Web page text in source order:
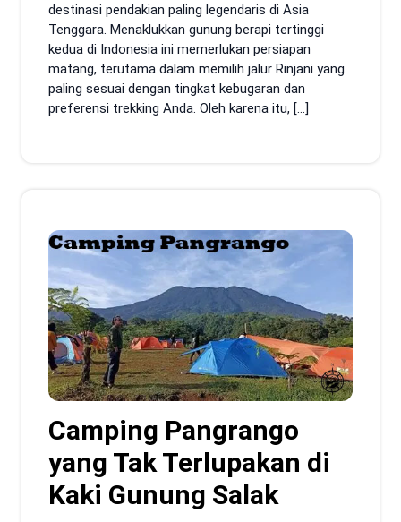
destinasi pendakian paling legendaris di Asia
Tenggara. Menaklukkan gunung berapi tertinggi
kedua di Indonesia ini memerlukan persiapan
matang, terutama dalam memilih jalur Rinjani yang
paling sesuai dengan tingkat kebugaran dan
preferensi trekking Anda. Oleh karena itu, […]
Camping Pangrango
yang Tak Terlupakan di
Kaki Gunung Salak